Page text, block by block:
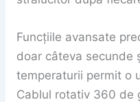
Funcțiile avansate
doar câteva secunde
temperaturii permit o
Cablul rotativ 360 de